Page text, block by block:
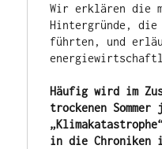
Wir erklären die
Hintergründe, die
führten, und
Häufig wird im
trockenen Sommer
in die Chroniken